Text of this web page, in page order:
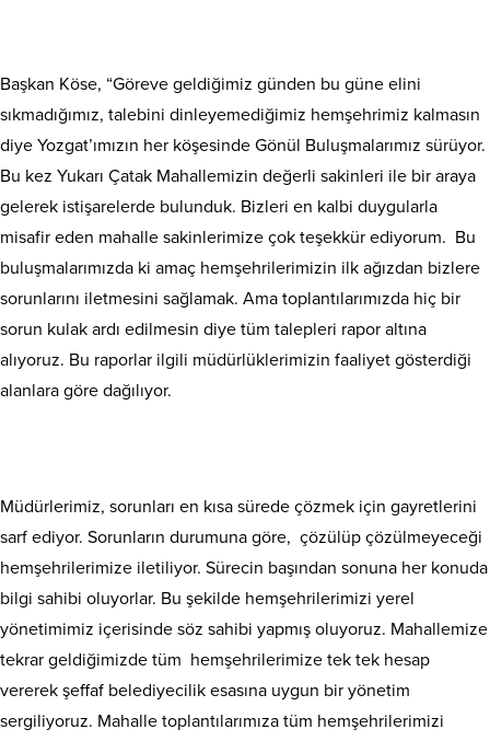
Başkan Köse, “Göreve geldiğimiz günden bu güne elini
sıkmadığımız, talebini dinleyemediğimiz hemşehrimiz kalmasın
diye Yozgat’ımızın her köşesinde Gönül Buluşmalarımız sürüyor.
Bu kez Yukarı Çatak Mahallemizin değerli sakinleri ile bir araya
gelerek istişarelerde bulunduk. Bizleri en kalbi duygularla
misafir eden mahalle sakinlerimize çok teşekkür ediyorum. Bu
buluşmalarımızda ki amaç hemşehrilerimizin ilk ağızdan bizlere
sorunlarını iletmesini sağlamak. Ama toplantılarımızda hiç bir
sorun kulak ardı edilmesin diye tüm talepleri rapor altına
alıyoruz. Bu raporlar ilgili müdürlüklerimizin faaliyet gösterdiği
alanlara göre dağılıyor.
Müdürlerimiz, sorunları en kısa sürede çözmek için gayretlerini
sarf ediyor. Sorunların durumuna göre, çözülüp çözülmeyeceği
hemşehrilerimize iletiliyor. Sürecin başından sonuna her konuda
bilgi sahibi oluyorlar. Bu şekilde hemşehrilerimizi yerel
yönetimimiz içerisinde söz sahibi yapmış oluyoruz. Mahallemize
tekrar geldiğimizde tüm hemşehrilerimize tek tek hesap
vererek şeffaf belediyecilik esasına uygun bir yönetim
sergiliyoruz. Mahalle toplantılarımıza tüm hemşehrilerimizi